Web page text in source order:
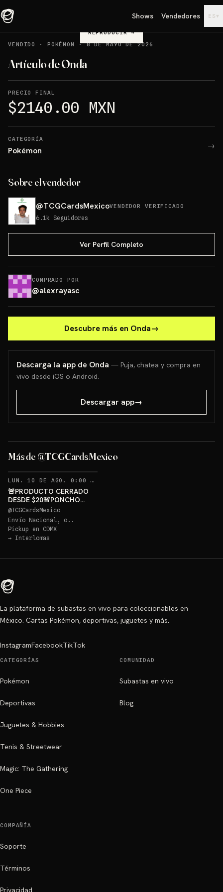
Shows Vendedores ES ▾
REPRODUCIR→
VENDIDO
· POKÉMON ·8 DE MAYO DE 2026
Artículo de Onda
PRECIO FINAL
$2140.00 MXN
CATEGORÍA
Pokémon →
Sobre el vendedor
@TCGCardsMexicoVENDEDOR VERIFICADO
6.1k Seguidores
Ver Perfil Completo
COMPRADO POR
@alexrayasc
Descubre más en Onda→
Descarga la app de Onda — Puja, chatea y compra en
vivo desde iOS o Android.
Descargar app→
Más de @TCGCardsMexico
PONCHO PIKACHU PSA 10
Sorteo: PONCHO PIKACHU PSA 10 GRATIS→
LUN. 10 DE AGO. 0:00 AM
🚨PRODUCTO CERRADO
DESDE $20🚨PONCHO
PIKACHU PSA 10 GRATIS
@TCGCardsMexico
Envío Nacional, o..
Pickup en CDMX
→ Interlomas
La plataforma de subastas en vivo para coleccionables en
México. Cartas Pokémon, deportivas, juguetes y más.
InstagramFacebookTikTok
CATEGORÍAS
Pokémon
Deportivas
Juguetes & Hobbies
Tenis & Streetwear
Magic: The Gathering
One Piece
COMUNIDAD
Subastas en vivo
Blog
COMPAÑÍA
Soporte
Términos
Privacidad